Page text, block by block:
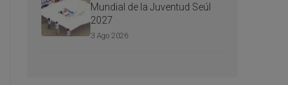
Mundial de la Juventud Seúl
2027
3 Ago 2026